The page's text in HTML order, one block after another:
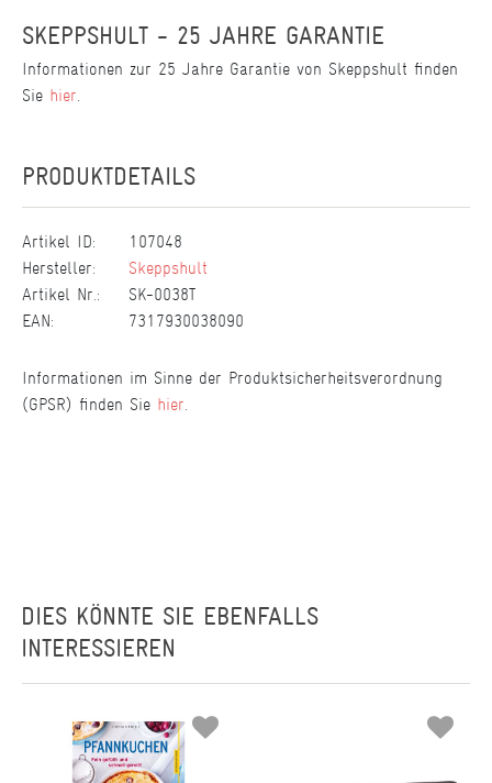
SKEPPSHULT - 25 JAHRE GARANTIE
Informationen zur 25 Jahre Garantie von Skeppshult finden
Sie hier.
PRODUKTDETAILS
Artikel ID:
107048
Hersteller:
Skeppshult
Artikel Nr.:
SK-0038T
EAN:
7317930038090
Informationen im Sinne der Produktsicherheitsverordnung
(GPSR) finden Sie hier.
DIES KÖNNTE SIE EBENFALLS
INTERESSIEREN